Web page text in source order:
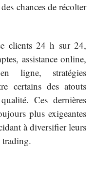
chances de récolter
clients 24 h sur 24,
assistance online,
ligne, stratégies
certains des atouts
Ces dernières
plus exigeantes
à diversifier leurs
trading.